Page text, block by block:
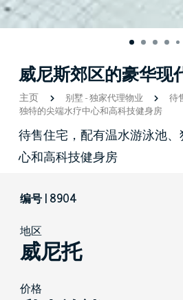
威尼斯郊区的豪华现
主页 别墅-独家代理物业
待
独特的尖端水疗中心和高科技健身房
待售住宅，配有温水游泳池
心和高科技健身房
编号 | 8904
地区
威尼托
价格